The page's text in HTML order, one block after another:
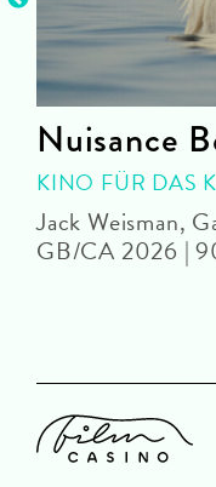
Nuisance
KINO FÜR DAS
Jack Weisman,
GB/CA 2026 |